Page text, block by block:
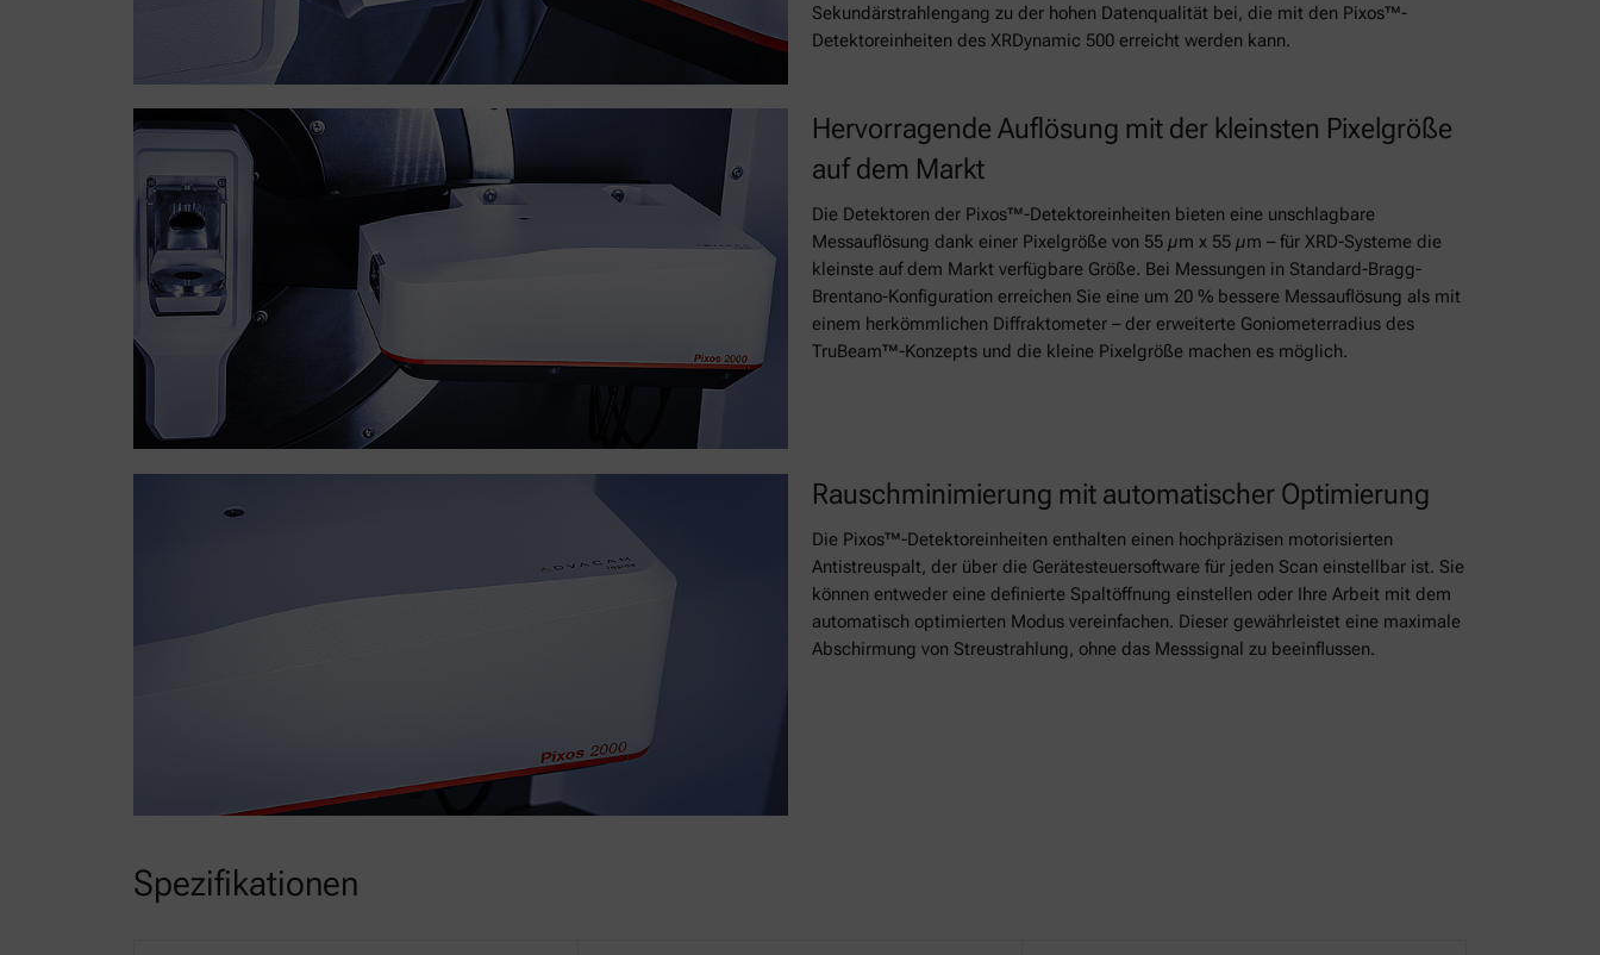
Sekundärstrahlengang zu der hohen Datenqualität bei, die mit den Pixos™-
Detektoreinheiten des XRDynamic 500 erreicht werden kann.
Hervorragende Auflösung mit der kleinsten Pixelgröße
auf dem Markt
Die Detektoren der Pixos™-Detektoreinheiten bieten eine unschlagbare
Messauflösung dank einer Pixelgröße von 55 µm x 55 µm – für XRD-Systeme die
kleinste auf dem Markt verfügbare Größe. Bei Messungen in Standard-Bragg-
Brentano-Konfiguration erreichen Sie eine um 20 % bessere Messauflösung als mit
einem herkömmlichen Diffraktometer – der erweiterte Goniometerradius des
TruBeam™-Konzepts und die kleine Pixelgröße machen es möglich.
Rauschminimierung mit automatischer Optimierung
Die Pixos™-Detektoreinheiten enthalten einen hochpräzisen motorisierten
Antistreuspalt, der über die Gerätesteuersoftware für jeden Scan einstellbar ist. Sie
können entweder eine definierte Spaltöffnung einstellen oder Ihre Arbeit mit dem
automatisch optimierten Modus vereinfachen. Dieser gewährleistet eine maximale
Abschirmung von Streustrahlung, ohne das Messsignal zu beeinflussen.
Spezifikationen